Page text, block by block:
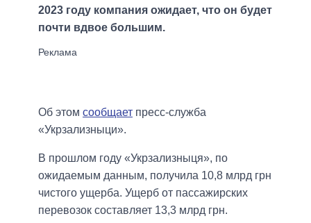
2023 году компания ожидает, что он будет
почти вдвое большим.
Об этом сообщает пресс-служба
«Укрзализныци».
В прошлом году «Укрзализныця», по
ожидаемым данным, получила 10,8 млрд грн
чистого ущерба. Ущерб от пассажирских
перевозок составляет 13,3 млрд грн.